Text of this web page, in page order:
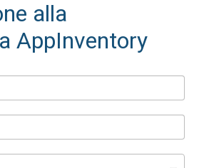
alla
AppInventory